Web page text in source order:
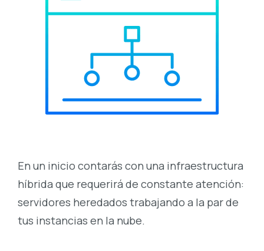
En un inicio contarás con una infraestructura
híbrida que requerirá de constante atención:
servidores heredados trabajando a la par de
tus instancias en la nube.